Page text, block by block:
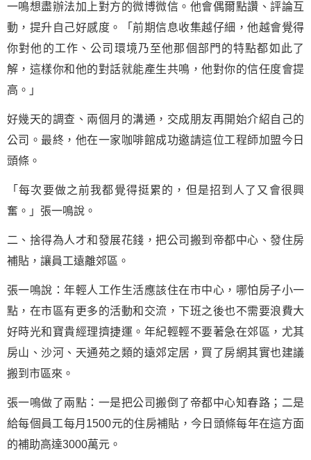
一鳴想盡辦法加上對方的微博微信。他會偶爾點讚、評論互
動，提升自己好感度。「前期信息收集越仔細，他越會覺得
你對他的工作、公司環境乃至他那個部門的特點都如此了
解，這樣你和他的對話就能產生共鳴，他對你的信任度會提
高。」
好幾天的調查、兩個月的溝通，交成朋友再開始介紹自己的
公司。最終，他在一家咖啡館成功邀請這位工程師加盟今日
頭條。
「每次要做之前我都覺得挺累的，但是招到人了又會很興
奮。」張一鳴說。
二、捨得為人才和發展花錢，把公司搬到帝都中心、發住房
補貼，讓員工遠離郊區。
張一鳴說：年輕人工作生活應該住在市中心，哪怕房子小一
點，在市區有更多的活動和交流，下班之後也不需要浪費大
好時光和寶貴經理擠捷運。年紀輕輕不要著急在郊區，尤其
房山、沙河、天通苑之類的遠郊定居，買了房網其實也建議
搬到市區來。
張一鳴做了兩點：一是把公司搬倒了帝都中心知春路；二是
給每個員工每月1500元的住房補貼，今日頭條每年在這方面
的補助高達3000萬元。